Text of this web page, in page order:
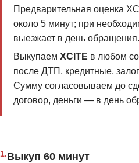
Предварительная оценка
около 5 минут; при
выезжает в день обращения.
Выкупаем XCITE в любом
после ДТП, кредитные,
Сумму согласовываем до
договор, деньги — в день
1.Выкуп 60 минут